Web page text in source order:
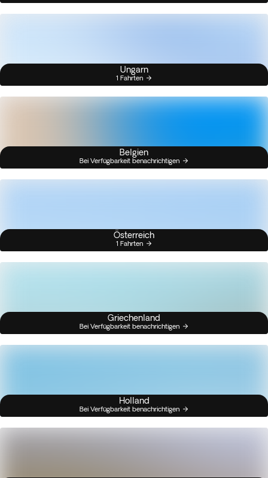
Ungarn
1 Fahrten
Belgien
Bei Verfügbarkeit benachrichtigen
Österreich
1 Fahrten
Griechenland
Bei Verfügbarkeit benachrichtigen
Holland
Bei Verfügbarkeit benachrichtigen